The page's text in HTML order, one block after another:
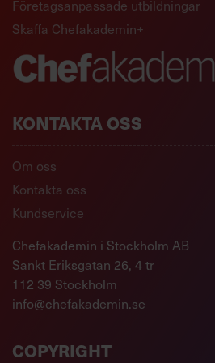
Företagsanpassade utbildningar
Skaffa Chefakademin+
KONTAKTA OSS
Om oss
Kontakta oss
Kundservice
Chefakademin i Stockholm AB
Sankt Eriksgatan 26, 4 tr
112 39 Stockholm
info@chefakademin.se
COPYRIGHT